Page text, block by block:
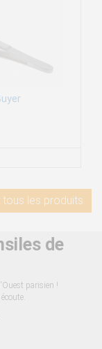
tous les produits
de
parisien !